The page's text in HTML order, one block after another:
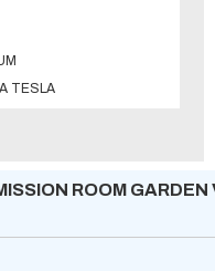
TESLA
ROOM GARDEN